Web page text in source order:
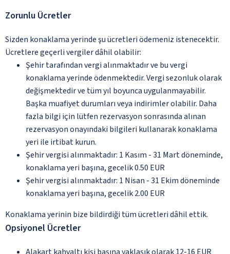
Zorunlu Ücretler
Sizden konaklama yerinde şu ücretleri ödemeniz istenecektir.
Ücretlere geçerli vergiler dâhil olabilir:
Şehir tarafından vergi alınmaktadır ve bu vergi
konaklama yerinde ödenmektedir. Vergi sezonluk olarak
değişmektedir ve tüm yıl boyunca uygulanmayabilir.
Başka muafiyet durumları veya indirimler olabilir. Daha
fazla bilgi için lütfen rezervasyon sonrasında alınan
rezervasyon onayındaki bilgileri kullanarak konaklama
yeri ile irtibat kurun.
Şehir vergisi alınmaktadır: 1 Kasım - 31 Mart döneminde,
konaklama yeri başına, gecelik 0.50 EUR
Şehir vergisi alınmaktadır: 1 Nisan - 31 Ekim döneminde
konaklama yeri başına, gecelik 2.00 EUR
Konaklama yerinin bize bildirdiği tüm ücretleri dâhil ettik.
Opsiyonel Ücretler
Alakart kahvaltı kişi başına yaklaşık olarak 12-16 EUR